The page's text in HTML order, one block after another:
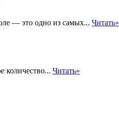
— это одно из самых... Читать»
количество... Читать»